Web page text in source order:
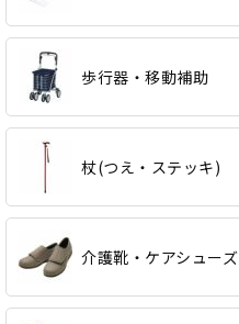
歩行器・移動補助
杖(つえ・ステッキ)
介護靴・ケアシューズ